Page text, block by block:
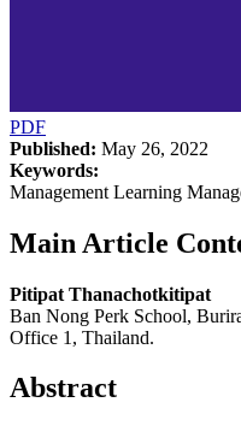
PDF
Published: May 26, 2022
Keywords:
Management Learning
Main Article
Pitipat Thanachotkitipat
Ban Nong Perk School,
Office 1, Thailand.
Abstract